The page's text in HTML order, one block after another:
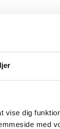
vise dig
med